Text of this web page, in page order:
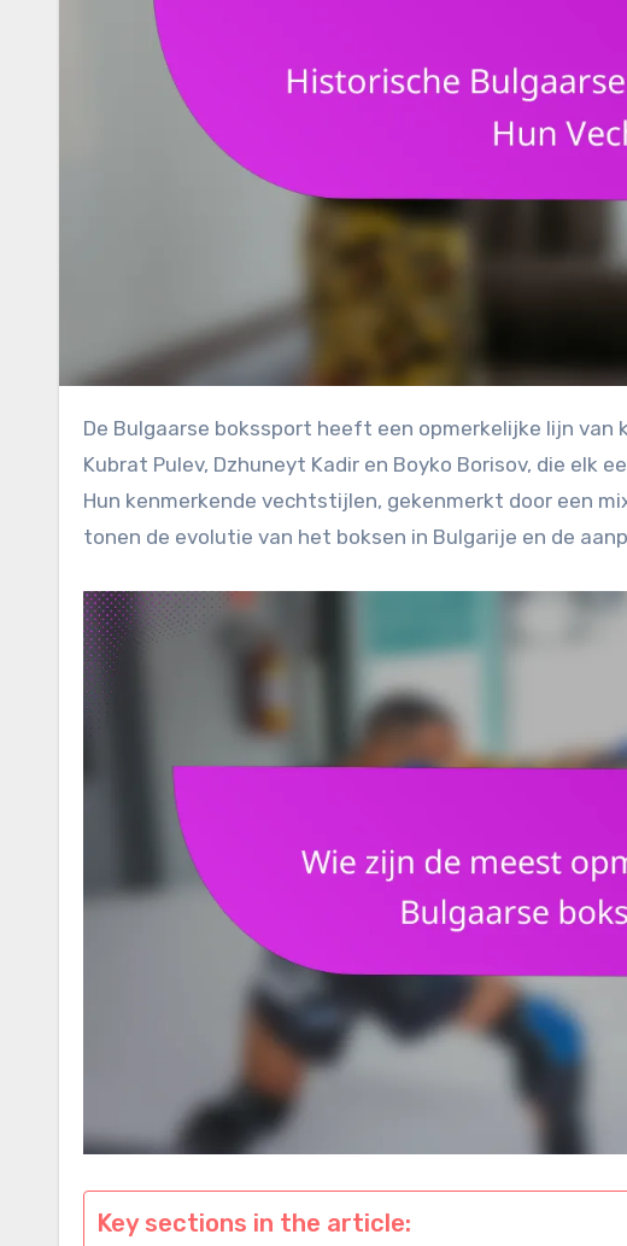
De Bulgaarse bokssport heeft een opmerkelijke lijn van kampioenen voortgebracht, waaronder Tervel Pulev,
Kubrat Pulev, Dzhuneyt Kadir en Boyko Borisov, die elk
Hun kenmerkende vechtstijlen, gekenmerkt door een
tonen de evolutie van het boksen in Bulgarije en de
Key sections in the article: